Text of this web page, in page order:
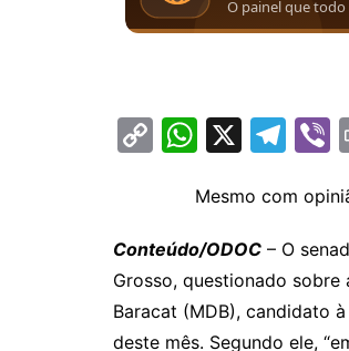
C
y
Li
n
W
at
s
A
p
X
T
e
gr
a
m
Mesmo com
Conteúdo/ODOC – O
Grosso, questionado
Baracat (MDB), candidato
deste mês. Segundo ele,